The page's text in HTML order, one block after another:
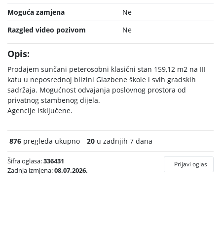
Moguća zamjena
Ne
Razgled video pozivom
Ne
Opis:
Prodajem sunčani peterosobni klasični stan 159,12 m2 na III
katu u neposrednoj blizini Glazbene škole i svih gradskih
sadržaja. Mogućnost odvajanja poslovnog prostora od
privatnog stambenog dijela.
Agencije isključene.
876 pregleda ukupno 20 u zadnjih 7 dana
Šifra oglasa:336431
Zadnja izmjena:08.07.2026.
Prijavi oglas